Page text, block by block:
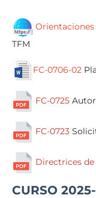
Orientaciones
TFM
FC-0706-02
FC-0725
FC-0723
Directrices de
CURSO